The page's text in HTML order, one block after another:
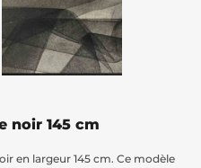
noir 145 cm
en largeur 145 cm. Ce modèle